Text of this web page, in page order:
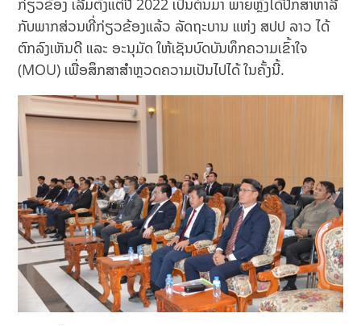
ກ່ຽວຂ້ອງ ເລີ່ມຕັ້ງແຕ່ປີ 2022 ເປັນຕົ້ນມາ ພາຍຫຼັງໄດ້ປຶກສາຫາລື
ກັບພາກສ່ວນທີ່ກ່ຽວຂ້ອງແລ້ວ ລັດຖະບານ ແຫ່ງ ສປປ ລາວ ໄດ້
ຕົກລົງເຫັນດີ ແລະ ອະນຸມັດ ໃຫ້ເຊັນບົດບັນທຶກຄວາມເຂົ້າໃຈ
(MOU) ເພື່ອສຶກສາສໍາຫຼວດຄວາມເປັນໄປໄດ້ ໃນຄັ້ງນີ້.